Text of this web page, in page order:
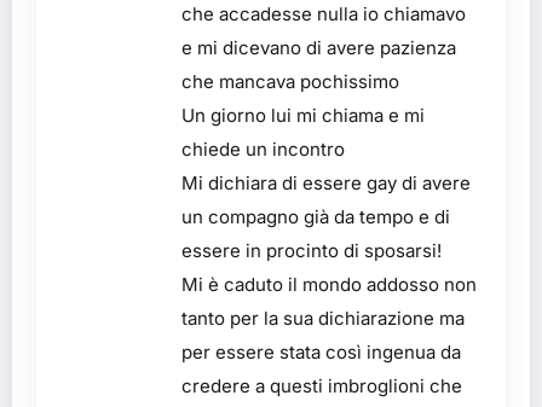
che accadesse nulla io chiamavo
e mi dicevano di avere pazienza
che mancava pochissimo
Un giorno lui mi chiama e mi
chiede un incontro
Mi dichiara di essere gay di avere
un compagno già da tempo e di
essere in procinto di sposarsi!
Mi è caduto il mondo addosso non
tanto per la sua dichiarazione ma
per essere stata così ingenua da
credere a questi imbroglioni che